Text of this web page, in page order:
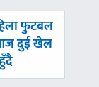
फुटबल
दुई खेल